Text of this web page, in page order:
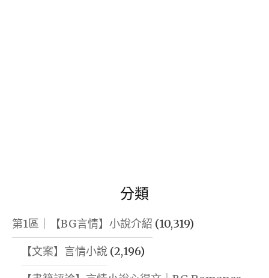
分類
第1區｜【BG言情】小說介紹 (10,319)
【文案】言情小說 (2,196)